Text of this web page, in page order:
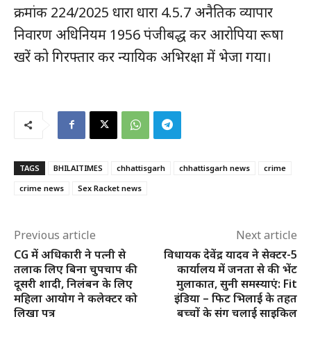
क्रमांक 224/2025 धारा धारा 4.5.7 अनैतिक व्यापार
निवारण अधिनियम 1956 पंजीबद्ध कर आरोपिया रूषा
खरें को गिरफ्तार कर न्यायिक अभिरक्षा में भेजा गया।
TAGS BHILAITIMES chhattisgarh chhattisgarh news
crime
crime news
Sex Racket news
Previous article
CG में अधिकारी ने पत्नी से
तलाक लिए बिना चुपचाप की
दूसरी शादी, निलंबन के लिए
महिला आयोग ने कलेक्टर को
लिखा पत्र
Next article
विधायक देवेंद्र यादव ने सेक्टर-5
कार्यालय में जनता से की भेंट
मुलाकात, सुनी समस्याएं: Fit
इंडिया – फिट भिलाई के तहत
बच्चों के संग चलाई साइकिल